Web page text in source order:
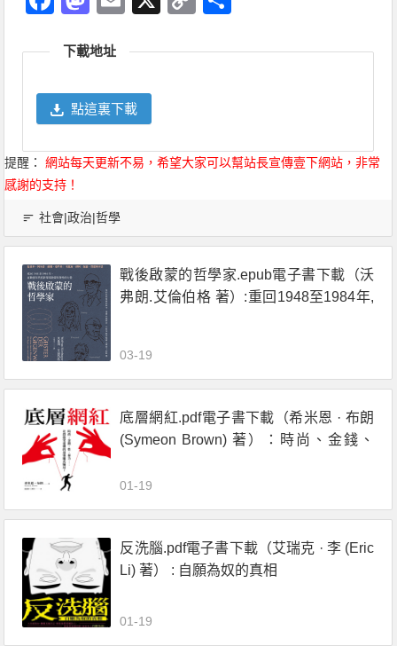
下載地址
點這裏下載
提醒：
網站每天更新不易，希望大家可以幫站長宣傳壹下網站，非常
感謝的支持！
社會|政治|哲學
戰後啟蒙的哲學家.epub電子書下載（沃
弗朗.艾倫伯格 著）:重回1948至1984年,
03-19
底層網紅.pdf電子書下載（希米恩 · 布朗
(Symeon Brown) 著）：時尚、金錢、
騙局！
01-19
反洗腦.pdf電子書下載（艾瑞克 · 李 (Eric
Li) 著） : 自願為奴的真相
01-19